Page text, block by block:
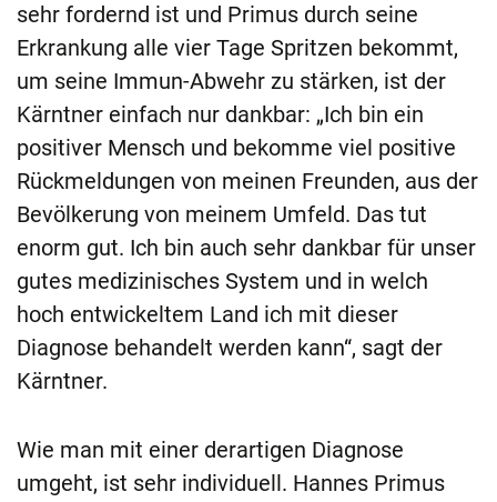
sehr fordernd ist und Primus durch seine
Erkrankung alle vier Tage Spritzen bekommt,
um seine Immun-Abwehr zu stärken, ist der
Kärntner einfach nur dankbar: „Ich bin ein
positiver Mensch und bekomme viel positive
Rückmeldungen von meinen Freunden, aus der
Bevölkerung von meinem Umfeld. Das tut
enorm gut. Ich bin auch sehr dankbar für unser
gutes medizinisches System und in welch
hoch entwickeltem Land ich mit dieser
Diagnose behandelt werden kann“, sagt der
Kärntner.
Wie man mit einer derartigen Diagnose
umgeht, ist sehr individuell. Hannes Primus